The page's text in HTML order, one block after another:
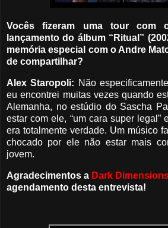
Vocês fizeram uma tour com
lançamento do álbum “Ritual”
memória especial com o Andre
de compartilhar?
Alex Staropoli: Não
eu encontrei muitas vezes quando
Alemanha, no estúdio do Sascha
estar com ele, “um cara super legal”
era totalmente verdade. Um músico
chocado por ele não estar mais
jovem.
Agradecimentos a Dark
agendamento desta entrevista!